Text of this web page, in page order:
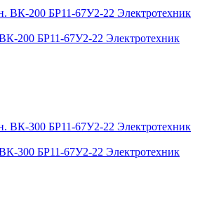
200 БР11-67У2-22 Электротехник
300 БР11-67У2-22 Электротехник